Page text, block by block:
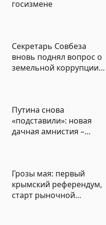
госизмене
Секретарь Совбеза
вновь поднял вопрос о
земельной коррупции в
Путина снова
«подставили»: новая
дачная амнистия –
Грозы мая: первый
крымский референдум,
старт рыночной